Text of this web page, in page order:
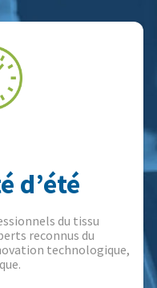
d’été
du tissu
reconnus du
technologique,